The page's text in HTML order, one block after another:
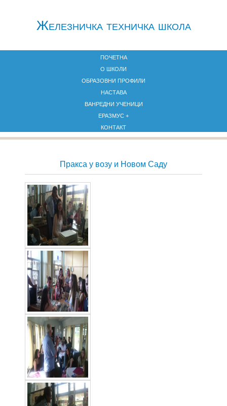
Железничкa техничка школа
ПОЧЕТНА
О ШКОЛИ
ОБРАЗОВНИ ПРОФИЛИ
НАСТАВА
ВАНРЕДНИ УЧЕНИЦИ
ЕРАЗМУС +
КОНТАКТ
Пракса у возу и Новом Саду